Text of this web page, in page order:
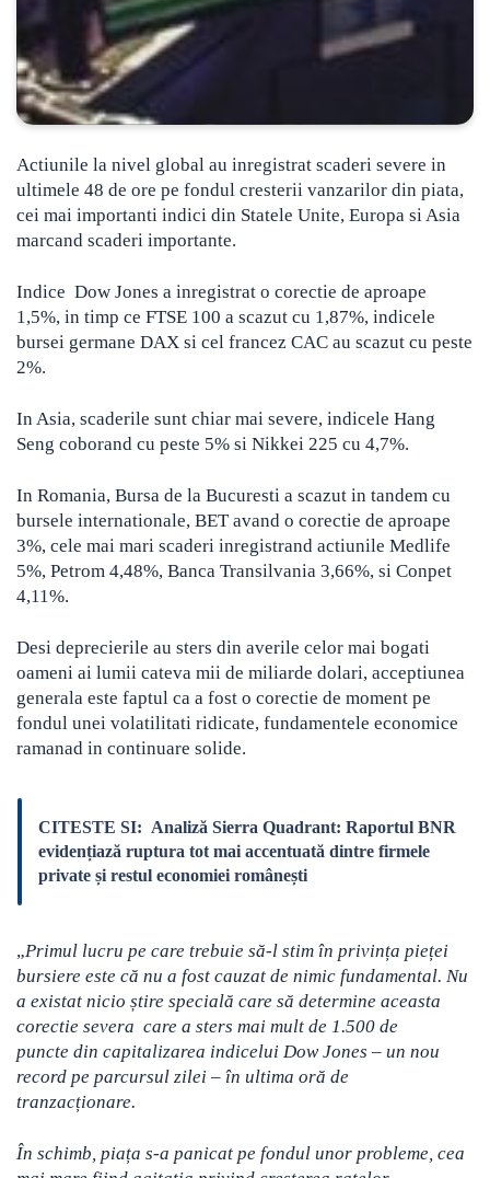
Actiunile la nivel global au inregistrat scaderi severe in
ultimele 48 de ore pe fondul cresterii vanzarilor din piata,
cei mai importanti indici din Statele Unite, Europa si Asia
marcand scaderi importante.
Indice Dow Jones a inregistrat o corectie de aproape
1,5%, in timp ce FTSE 100 a scazut cu 1,87%, indicele
bursei germane DAX si cel francez CAC au scazut cu peste
2%.
In Asia, scaderile sunt chiar mai severe, indicele Hang
Seng coborand cu peste 5% si Nikkei 225 cu 4,7%.
In Romania, Bursa de la Bucuresti a scazut in tandem cu
bursele internationale, BET avand o corectie de aproape
3%, cele mai mari scaderi inregistrand actiunile Medlife
5%, Petrom 4,48%, Banca Transilvania 3,66%, si Conpet
4,11%.
Desi deprecierile au sters din averile celor mai bogati
oameni ai lumii cateva mii de miliarde dolari, acceptiunea
generala este faptul ca a fost o corectie de moment pe
fondul unei volatilitati ridicate, fundamentele economice
ramanad in continuare solide.
CITESTE SI: Analiză Sierra Quadrant: Raportul BNR
evidențiază ruptura tot mai accentuată dintre firmele
private și restul economiei românești
„Primul lucru pe care trebuie să-l stim în privința pieței
bursiere este că nu a fost cauzat de nimic fundamental. Nu
a existat nicio știre specială care să determine aceasta
corectie severa care a sters mai mult de 1.500 de
puncte din capitalizarea indicelui Dow Jones – un nou
record pe parcursul zilei – în ultima oră de
tranzacționare.
În schimb, piața s-a panicat pe fondul unor probleme, cea